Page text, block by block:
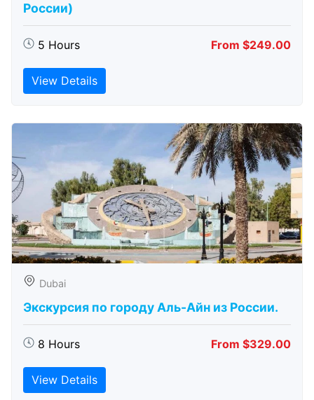
России)
5 Hours From $249.00
View Details
Dubai
Экскурсия по городу Аль-Айн из России.
8 Hours From $329.00
View Details